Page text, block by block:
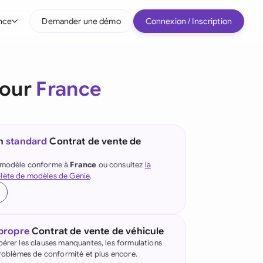
Entreprises intermédiaires
Demander une démo Connexion / Inscription
France
standard Contrat de vente de
conforme à France ou consultez la
de modèles de Genie.
Contrat de vente de véhicule
les clauses manquantes, les formulations
de conformité et plus encore.